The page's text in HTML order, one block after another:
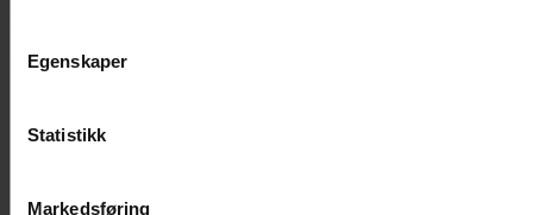
Egenskaper
Statistikk
Markedsføring
Frakt
Fri frakt till DHL-ombud/terminal vid köp över 600:-, annars
Om varan finns i lager - 2-5 arbetsdagar leveranstid